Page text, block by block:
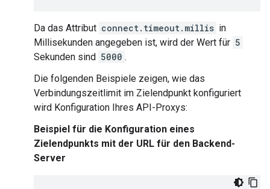
Da das Attribut connect.timeout.millis in
Millisekunden angegeben ist, wird der Wert für 5
Sekunden sind 5000 .
Die folgenden Beispiele zeigen, wie das
Verbindungszeitlimit im Zielendpunkt konfiguriert
wird Konfiguration Ihres API-Proxys:
Beispiel für die Konfiguration eines
Zielendpunkts mit der URL für den Backend-
Server